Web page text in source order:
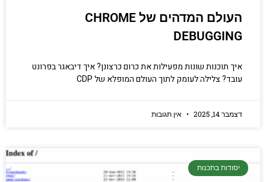
העולם המדהים של CHROME
DEBUGGING
איך תוכנות שונות מפעילות את כרום כרצונן? איך דיבאגר בפרונט
עובד? צלילה לעומק לתוך העולם המופלא של CDP
דצמבר 14, 2025 אין תגובות
יסודות בתכנות